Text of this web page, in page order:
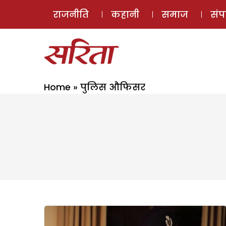
राजनीति कहानी समाज
Home » पुलिस औफिसर